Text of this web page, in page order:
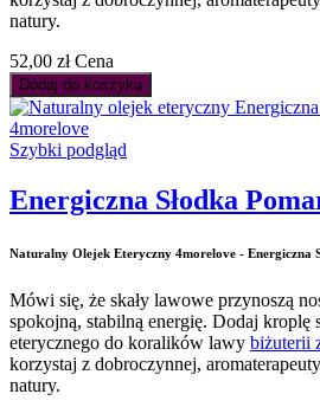
natury.
52,00 zł Cena
Dodaj do koszyka
Szybki podgląd
Energiczna Słodka
Naturalny Olejek Eteryczny 4morelove - Energiczna
Mówi się, że skały lawowe przynoszą
spokojną, stabilną energię. Dodaj
eterycznego do koralików lawy biżuterii
korzystaj z dobroczynnej,
natury.